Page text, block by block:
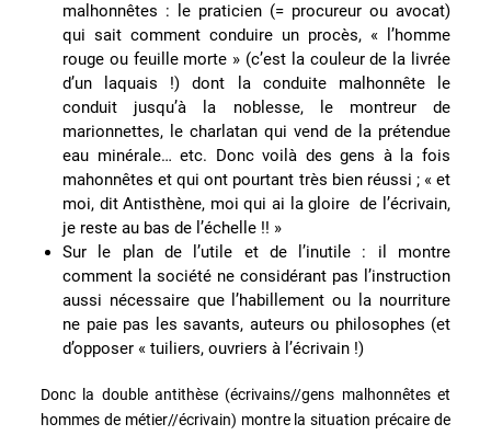
malhonnêtes : le praticien (= procureur ou avocat)
qui sait comment conduire un procès, « l’homme
rouge ou feuille morte » (c’est la couleur de la livrée
d’un laquais !) dont la conduite malhonnête le
conduit jusqu’à la noblesse, le montreur de
marionnettes, le charlatan qui vend de la prétendue
eau minérale… etc. Donc voilà des gens à la fois
mahonnêtes et qui ont pourtant très bien réussi ; « et
moi, dit Antisthène, moi qui ai la gloire de l’écrivain,
je reste au bas de l’échelle !! »
Sur le plan de l’utile et de l’inutile : il montre
comment la société ne considérant pas l’instruction
aussi nécessaire que l’habillement ou la nourriture
ne paie pas les savants, auteurs ou philosophes (et
d’opposer « tuiliers, ouvriers à l’écrivain !)
Donc la double antithèse (écrivains//gens malhonnêtes et
hommes de métier//écrivain) montre la situation précaire de